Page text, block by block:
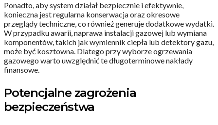
Ponadto, aby system działał bezpiecznie i efektywnie,
konieczna jest regularna konserwacja oraz okresowe
przeglądy techniczne, co również generuje dodatkowe wydatki.
W przypadku awarii, naprawa instalacji gazowej lub wymiana
komponentów, takich jak wymiennik ciepła lub detektory gazu,
może być kosztowna. Dlatego przy wyborze ogrzewania
gazowego warto uwzględnić te długoterminowe nakłady
finansowe.
Potencjalne zagrożenia
bezpieczeństwa